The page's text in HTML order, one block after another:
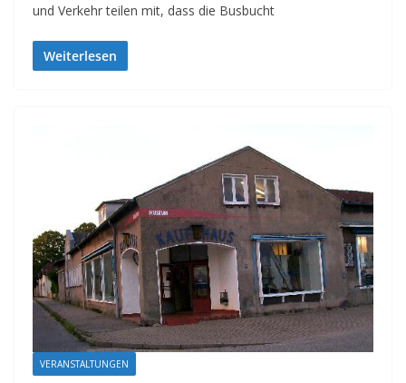
und Verkehr teilen mit, dass die Busbucht
Weiterlesen
VERANSTALTUNGEN